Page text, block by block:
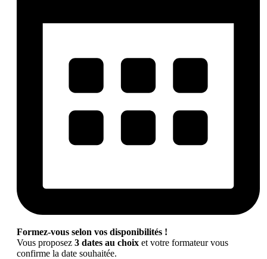
Formez-vous selon vos disponibilités !
Vous proposez 3 dates au choix et votre formateur vous
confirme la date souhaitée.